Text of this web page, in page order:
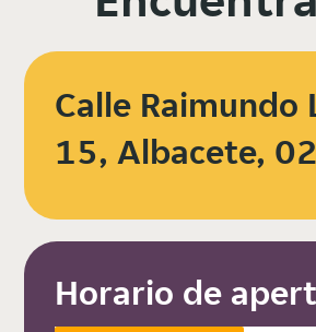
Calle Raimundo
15, Albacete,
Horario de